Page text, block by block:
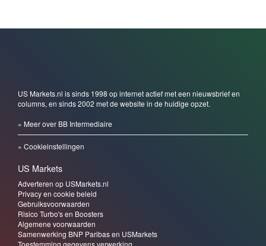
US Markets.nl is sinds 1998 op internet actief met een nieuwsbrief en
columns, en sinds 2002 met de website in de huidige opzet.
» Meer over BB Intermediaire
» Cookieinstellingen
US Markets
Adverteren op USMarkets.nl
Privacy en cookie beleid
Gebruiksvoorwaarden
Risico Turbo's en Boosters
Algemene voorwaarden
Samenwerking BNP Paribas en USMarkets
Toestemming gegevens verwerking